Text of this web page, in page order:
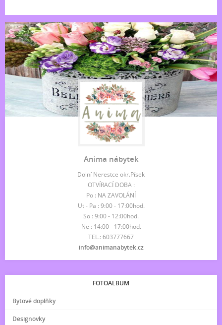
Anima nábytek
Dolní Nerestce okr.Písek
OTVÍRACÍ DOBA :
Po : NA ZAVOLÁNÍ
Ut - Pa : 9:00 - 17:00hod.
So : 9:00 - 12:00hod.
Ne : 14:00 - 17:00hod.
TEL.: 603777667
info@animanabytek.cz
FOTOALBUM
Bytové doplňky
Designovky